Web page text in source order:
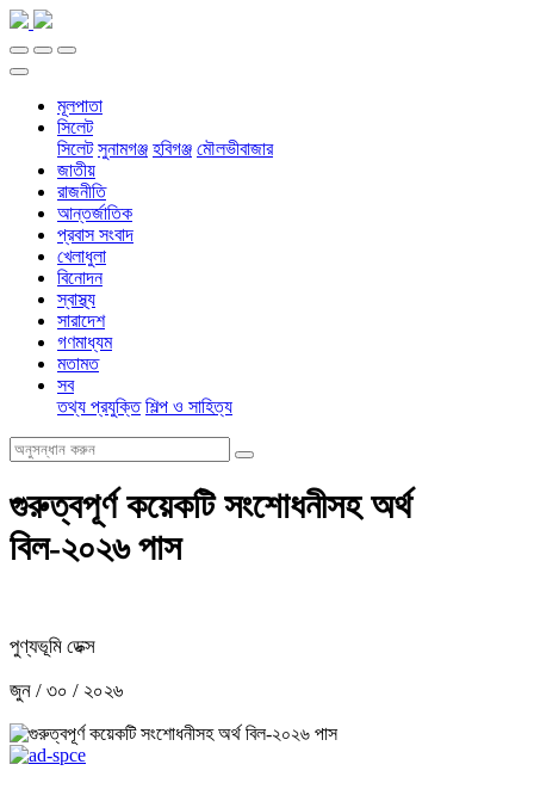
মূলপাতা
সিলেট
সিলেট সুনামগঞ্জ হবিগঞ্জ মৌলভীবাজার
জাতীয়
রাজনীতি
আন্তর্জাতিক
প্রবাস সংবাদ
খেলাধুলা
বিনোদন
স্বাস্থ্য
সারাদেশ
গণমাধ্যম
মতামত
সব
তথ্য প্রযুক্তি শিল্প ও সাহিত্য
গুরুত্বপূর্ণ কয়েকটি সংশোধনীসহ অর্থ
বিল-২০২৬ পাস
পুণ্যভূমি ডেক্স
জুন / ৩০ / ২০২৬